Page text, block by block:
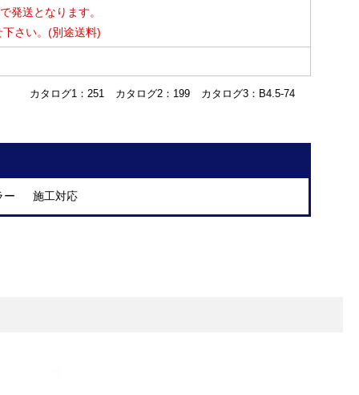
発送となります。
さい。(別途送料)
カタログ1：251 カタログ2：199 カタログ3：B4.5-74
施工対応